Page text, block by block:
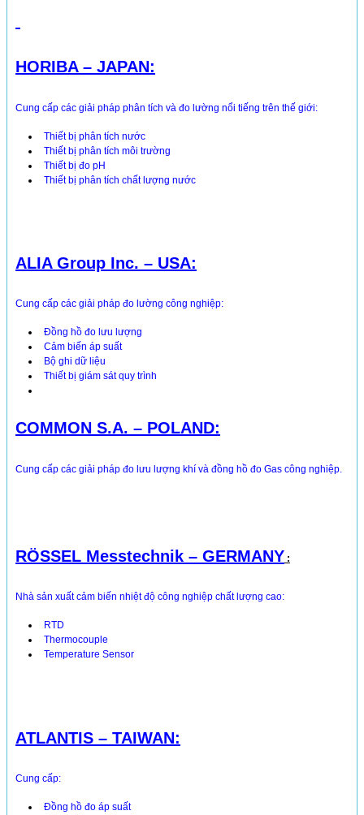
HORIBA – JAPAN:
Cung cấp các giải pháp phân tích và đo lường nổi tiếng trên thế giới:
Thiết bị phân tích nước
Thiết bị phân tích môi trường
Thiết bị đo pH
Thiết bị phân tích chất lượng nước
ALIA Group Inc. – USA:
Cung cấp các giải pháp đo lường công nghiệp:
Đồng hồ đo lưu lượng
Cảm biến áp suất
Bộ ghi dữ liệu
Thiết bị giám sát quy trình
COMMON S.A. – POLAND:
Cung cấp các giải pháp đo lưu lượng khí và đồng hồ đo Gas công nghiệp.
RÖSSEL Messtechnik – GERMANY :
Nhà sản xuất cảm biến nhiệt độ công nghiệp chất lượng cao:
RTD
Thermocouple
Temperature Sensor
ATLANTIS – TAIWAN:
Cung cấp:
Đồng hồ đo áp suất